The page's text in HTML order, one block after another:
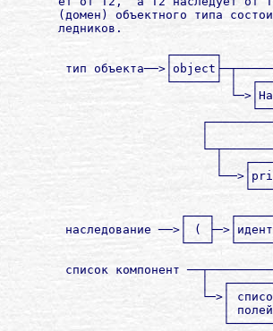
(домен) объектного типа
        ледников.
┌──────┐
тип
└──────┘ │
│
│
┌───┐
наследование ──>│ (
└───┘
список компонент
│
└─>│
│